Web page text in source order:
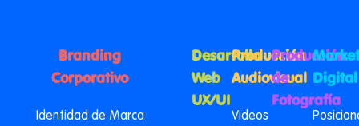
Branding
Corporativo
Identidad de Marca
Desarrollo
Web
UX/UI
Producción
Audiovisual
Videos
Producción
de
Fotografía
Digital